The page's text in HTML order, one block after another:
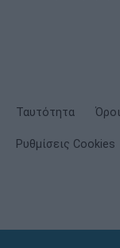
Ταυτότητα
Ρυθμίσεις Cookies